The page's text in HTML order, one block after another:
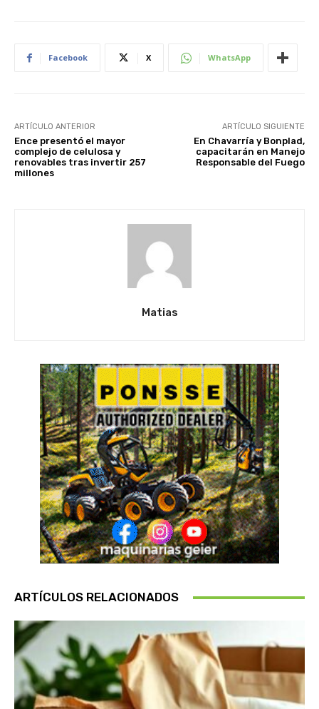
Facebook X WhatsApp
ARTÍCULO ANTERIOR
Ence presentó el mayor
complejo de celulosa y
renovables tras invertir 257
millones
ARTÍCULO SIGUIENTE
En Chavarría y Bonplad,
capacitarán en Manejo
Responsable del Fuego
Matias
ARTÍCULOS RELACIONADOS